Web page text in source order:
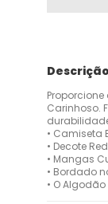
Carinhoso.
• Camiseta
• Decote
• Mangas
• Bordado
• O